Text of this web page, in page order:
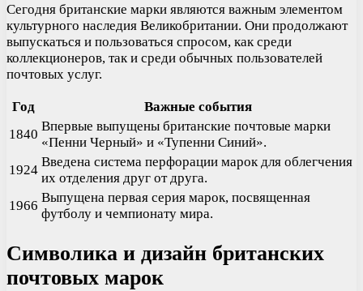
Сегодня британские марки являются важным элементом
культурного наследия Великобритании. Они продолжают
выпускаться и пользоваться спросом, как среди
коллекционеров, так и среди обычных пользователей
почтовых услуг.
Год
Важные события
1840
Впервые выпущены британские почтовые марки
«Пенни Черный» и «Тупенни Синий».
1924
Введена система перфорации марок для облегчения
их отделения друг от друга.
1966
Выпущена первая серия марок, посвященная
футболу и чемпионату мира.
Символика и дизайн британских
почтовых марок